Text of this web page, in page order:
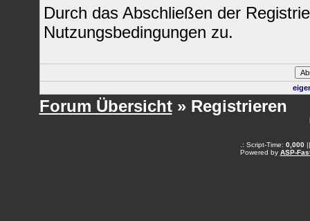
Durch das Abschließen der
Nutzungsbedingungen zu.
Forum Übersicht» Registrieren
.: Script-Time: 0,000||
Powered by ASP-